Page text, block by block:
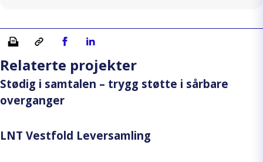
Skriv ut Kopiera länkDel på Facebook
Del på Linkedin
Relaterte projekter
Stødig i samtalen – trygg støtte i sårbare
overganger
LNT Vestfold Leversamling